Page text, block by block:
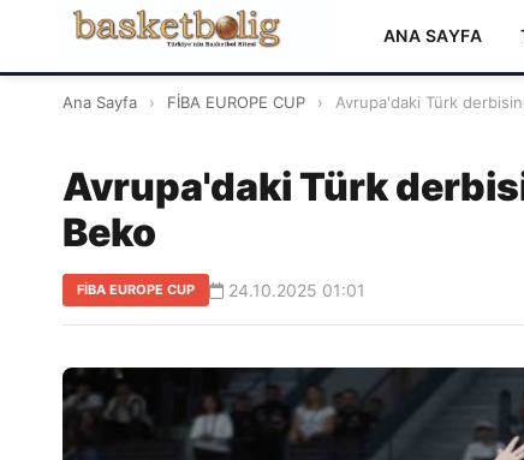
ANA SAYFA
Ana Sayfa › FİBA EUROPE CUP › Avrupa'daki Türk
Avrupa'daki Türk
Beko
FİBA EUROPE CUP 24.10.2025 01:01